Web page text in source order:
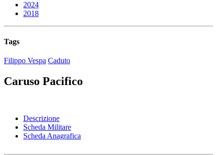
2024
2018
Tags
Filippo Vespa Caduto
Caruso Pacifico
Descrizione
Scheda Militare
Scheda Anagrafica